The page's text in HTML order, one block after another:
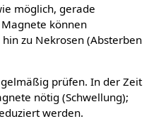
möglich, gerade
können
zu Nekrosen (Absterben
prüfen. In der Zeit
nötig (Schwellung);
werden.